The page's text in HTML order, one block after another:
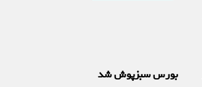
بورس سبزپوش شد